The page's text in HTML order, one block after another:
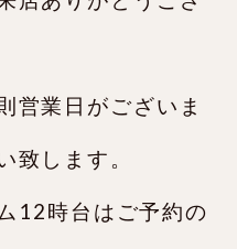
営業日がございま
致します。
12時台はご予約の